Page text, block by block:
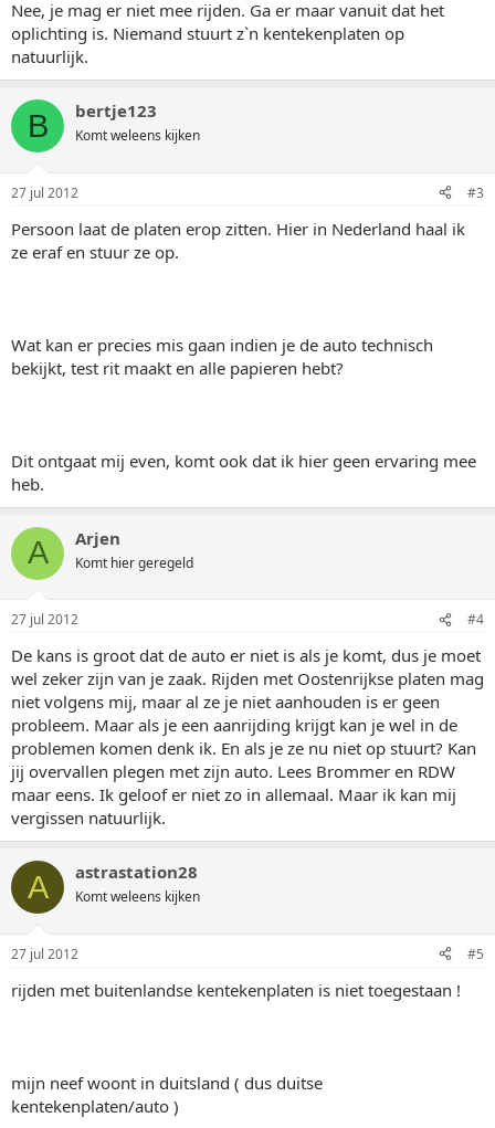
Nee, je mag er niet mee rijden. Ga er maar vanuit dat het
oplichting is. Niemand stuurt z`n kentekenplaten op
natuurlijk.
B bertje123
Komt weleens kijken
27 jul 2012 #3
Persoon laat de platen erop zitten. Hier in Nederland haal ik
ze eraf en stuur ze op.
Wat kan er precies mis gaan indien je de auto technisch
bekijkt, test rit maakt en alle papieren hebt?
Dit ontgaat mij even, komt ook dat ik hier geen ervaring mee
heb.
A Arjen
Komt hier geregeld
27 jul 2012 #4
De kans is groot dat de auto er niet is als je komt, dus je moet
wel zeker zijn van je zaak. Rijden met Oostenrijkse platen mag
niet volgens mij, maar al ze je niet aanhouden is er geen
probleem. Maar als je een aanrijding krijgt kan je wel in de
problemen komen denk ik. En als je ze nu niet op stuurt? Kan
jij overvallen plegen met zijn auto. Lees Brommer en RDW
maar eens. Ik geloof er niet zo in allemaal. Maar ik kan mij
vergissen natuurlijk.
A astrastation28
Komt weleens kijken
27 jul 2012 #5
rijden met buitenlandse kentekenplaten is niet toegestaan !
mijn neef woont in duitsland ( dus duitse
kentekenplaten/auto )